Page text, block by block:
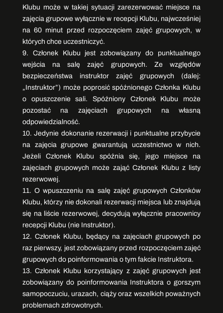
Klubu może w takiej sytuacji zarezerwować miejsce na
zajęcia grupowe wyłącznie w recepcji Klubu, najwcześniej
na 60 minut przed rozpoczęciem zajęć grupowych, w
których chce uczestniczyć.
9. Członek Klubu jest zobowiązany do punktualnego
wejścia na salę zajęć grupowych. Ze względów
bezpieczeństwa instruktor zajęć grupowych (dalej:
„Instruktor”) może poprosić spóźnionego Członka Klubu
o opuszczenie sali. Spóźniony Członek Klubu może
pozostać na zajęciach grupowych na własną
odpowiedzialność.
10. Jedynie dokonanie rezerwacji i punktualne przybycie
na zajęcia grupowe gwarantują uczestnictwo w nich.
Jeżeli Członek Klubu spóźnia się, jego miejsce na
zajęciach grupowych może zająć Członek Klubu z listy
rezerwowej.
11. O wpuszczeniu na salę zajęć grupowych Członków
Klubu, którzy nie dokonali rezerwacji miejsca lub znajdują
się na liście rezerwowej, decydują wyłącznie pracownicy
recepcji Klubu (nie Instruktor).
12. Członek Klubu, będący na zajęciach grupowych po
raz pierwszy, jest zobowiązany przed rozpoczęciem zajęć
grupowych do poinformowania o tym fakcie Instruktora.
13. Członek Klubu korzystający z zajęć grupowych jest
zobowiązany do poinformowania Instruktora o gorszym
samopoczuciu, urazach, ciąży oraz wszelkich poważnych
problemach zdrowotnych.